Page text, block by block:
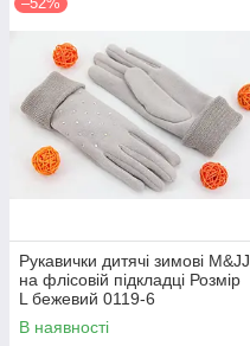
Рукавички дитячі зимові M&JJ
на флісовій підкладці Розмір
L бежевий 0119-6
В наявності